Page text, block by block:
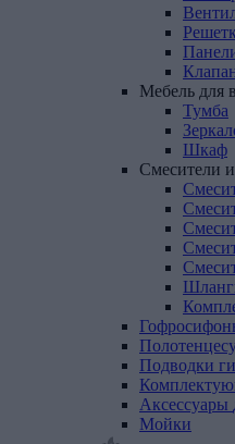
Мебель для
Тумба
Шкаф
Смесители и
Подводки
Аксессуары
Мойки